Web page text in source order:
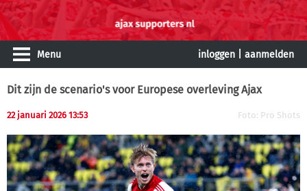
Menu inloggen aanmelden
Dit zijn de scenario's voor Europese overleving Ajax
22 januari 2026 13:53 Foto: Pro Shots